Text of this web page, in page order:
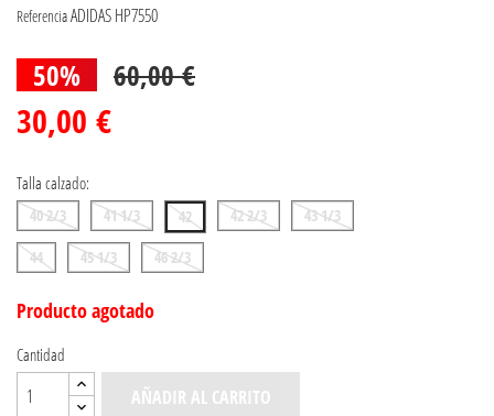
ReferenciaADIDAS HP7550
50% 60,00 €
30,00 €
Talla calzado:
40 2/3 41 1/3 42 42 2/3
43 1/3
44
45 1/3 46 2/3
Producto agotado
Cantidad
AÑADIR AL CARRITO